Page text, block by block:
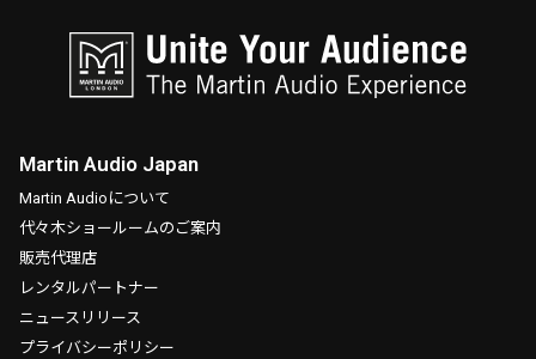
Martin Audio Japan
Martin Audioについて
代々木ショールームのご案内
販売代理店
レンタルパートナー
ニュースリリース
プライバシーポリシー